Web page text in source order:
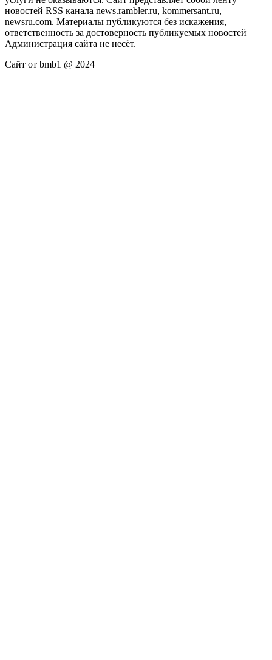
новостей RSS канала news.rambler.ru, kommersant.ru,
newsru.com. Материалы публикуются без искажения,
ответственность за достоверность публикуемых новостей
Администрация сайта не несёт.
Сайт от bmb1 @ 2024